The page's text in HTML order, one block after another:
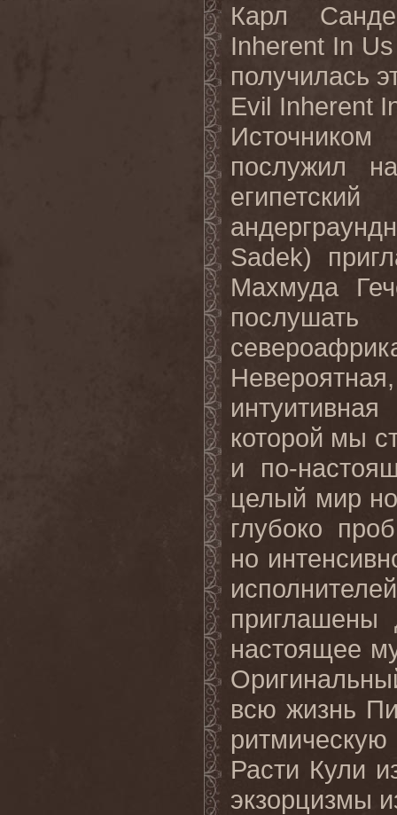
Карл
Inherent In Us
получилась
Evil Inherent
послужил
Sadek)
Махмуда
которой мы
и по-
целый мир
глубоко
но
приглашены
настоящее
всю жизнь
Расти Кули
экзорцизмы